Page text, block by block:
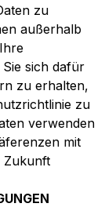
zu
außerhalb
sich dafür
zu erhalten,
zu
verwenden
mit
Zukunft